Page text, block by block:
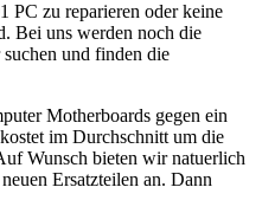
PC zu reparieren oder keine
Bei uns werden noch die
und finden die
Motherboards gegen ein
im Durchschnitt um die
Wunsch bieten wir natuerlich
Ersatzteilen an. Dann